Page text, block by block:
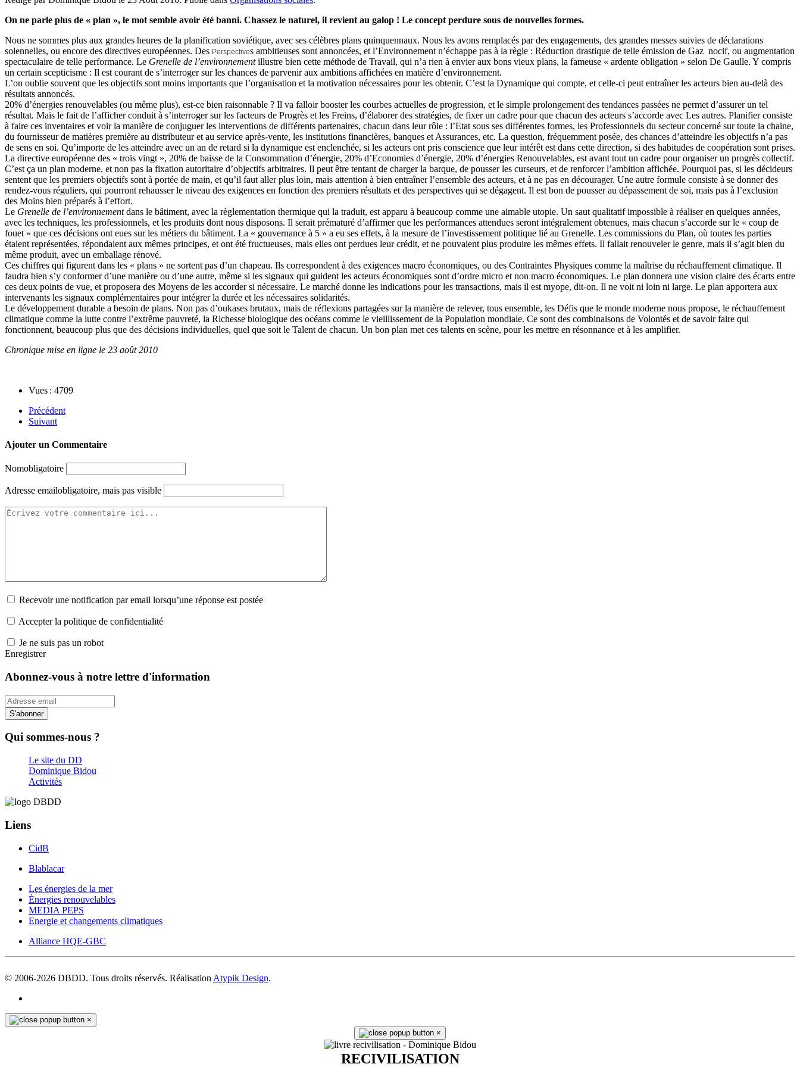
On ne parle plus de « plan », le mot semble avoir été banni. Chassez le naturel, il revient au galop ! Le concept perdure sous de nouvelles formes.
Nous ne sommes plus aux grandes heures de la planification soviétique, avec ses célèbres plans quinquennaux. Nous les avons remplacés par des engagements, des grandes messes suivies de déclarations
solennelles, ou encore des directives européennes. Des Perspectives ambitieuses sont annoncées, et l’Environnement n’échappe pas à la règle : Réduction drastique de telle émission de Gaz nocif, ou augmentation
spectaculaire de telle performance. Le Grenelle de l’environnementillustre bien cette méthode de Travail, qui n’a rien à envier aux bons vieux plans, la fameuse « ardente obligation » selon De Gaulle. Y compris
un certain scepticisme : Il est courant de s’interroger sur les chances de parvenir aux ambitions affichées en matière d’environnement.
L’on oublie souvent que les objectifs sont moins importants que l’organisation et la motivation nécessaires pour les obtenir. C’est la Dynamique qui compte, et celle-ci peut entraîner les acteurs bien au-delà des
résultats annoncés.
20% d’énergies renouvelables (ou même plus), est-ce bien raisonnable ? Il va falloir booster les courbes actuelles de progression, et le simple prolongement des tendances passées ne permet d’assurer un tel
résultat. Mais le fait de l’afficher conduit à s’interroger sur les facteurs de Progrès et les Freins, d’élaborer des stratégies, de fixer un cadre pour que chacun des acteurs s’accorde avec Les autres. Planifier consiste
à faire ces inventaires et voir la manière de conjuguer les interventions de différents partenaires, chacun dans leur rôle : l’Etat sous ses différentes formes, les Professionnels du secteur concerné sur toute la chaine,
du fournisseur de matières première au distributeur et au service après-vente, les institutions financières, banques et Assurances, etc. La question, fréquemment posée, des chances d’atteindre les objectifs n’a pas
de sens en soi. Qu’importe de les atteindre avec un an de retard si la dynamique est enclenchée, si les acteurs ont pris conscience que leur intérêt est dans cette direction, si des habitudes de coopération sont prises.
La directive européenne des « trois vingt », 20% de baisse de la Consommation d’énergie, 20% d’Economies d’énergie, 20% d’énergies Renouvelables, est avant tout un cadre pour organiser un progrès collectif.
C’est ça un plan moderne, et non pas la fixation autoritaire d’objectifs arbitraires. Il peut être tentant de charger la barque, de pousser les curseurs, et de renforcer l’ambition affichée. Pourquoi pas, si les décideurs
sentent que les premiers objectifs sont à portée de main, et qu’il faut aller plus loin, mais attention à bien entraîner l’ensemble des acteurs, et à ne pas en décourager. Une autre formule consiste à se donner des
rendez-vous réguliers, qui pourront rehausser le niveau des exigences en fonction des premiers résultats et des perspectives qui se dégagent. Il est bon de pousser au dépassement de soi, mais pas à l’exclusion
des Moins bien préparés à l’effort.
Le Grenelle de l’environnementdans le bâtiment, avec la règlementation thermique qui la traduit, est apparu à beaucoup comme une aimable utopie. Un saut qualitatif impossible à réaliser en quelques années,
avec les techniques, les professionnels, et les produits dont nous disposons. Il serait prématuré d’affirmer que les performances attendues seront intégralement obtenues, mais chacun s’accorde sur le « coup de
fouet » que ces décisions ont eues sur les métiers du bâtiment. La « gouvernance à 5 » a eu ses effets, à la mesure de l’investissement politique lié au Grenelle. Les commissions du Plan, où toutes les parties
étaient représentées, répondaient aux mêmes principes, et ont été fructueuses, mais elles ont perdues leur crédit, et ne pouvaient plus produire les mêmes effets. Il fallait renouveler le genre, mais il s’agit bien du
même produit, avec un emballage rénové.
Ces chiffres qui figurent dans les « plans » ne sortent pas d’un chapeau. Ils correspondent à des exigences macro économiques, ou des Contraintes Physiques comme la maîtrise du réchauffement climatique. Il
faudra bien s’y conformer d’une manière ou d’une autre, même si les signaux qui guident les acteurs économiques sont d’ordre micro et non macro économiques. Le plan donnera une vision claire des écarts entre
ces deux points de vue, et proposera des Moyens de les accorder si nécessaire. Le marché donne les indications pour les transactions, mais il est myope, dit-on. Il ne voit ni loin ni large. Le plan apportera aux
intervenants les signaux complémentaires pour intégrer la durée et les nécessaires solidarités.
Le développement durable a besoin de plans. Non pas d’oukases brutaux, mais de réflexions partagées sur la manière de relever, tous ensemble, les Défis que le monde moderne nous propose, le réchauffement
climatique comme la lutte contre l’extrême pauvreté, la Richesse biologique des océans comme le vieillissement de la Population mondiale. Ce sont des combinaisons de Volontés et de savoir faire qui
fonctionnent, beaucoup plus que des décisions individuelles, quel que soit le Talent de chacun. Un bon plan met ces talents en scène, pour les mettre en résonnance et à les amplifier.
Chronique mise en ligne le 23 août 2010
Vues : 4709
Précédent
Suivant
Ajouter un Commentaire
Nomobligatoire
Adresse emailobligatoire, mais pas visible
Recevoir une notification par email lorsqu’une réponse est postée
Accepter la politique de confidentialité
Je ne suis pas un robot
Enregistrer
Abonnez-vous à notre lettre d'information
S'abonner
Qui sommes-nous ?
Le site du DD
Dominique Bidou
Activités
Liens
CidB
Blablacar
Les énergies de la mer
Énergies renouvelables
MEDIA PEPS
Energie et changements climatiques
Alliance HQE-GBC
© 2006-2026 DBDD. Tous droits réservés. Réalisation Atypik Design.
×
×
RECIVILISATION